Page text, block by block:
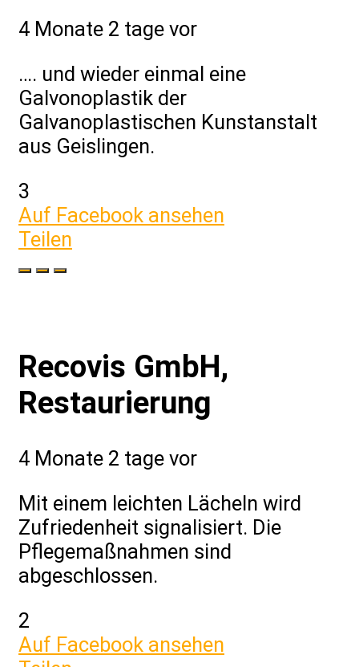
4 Monate 2 tage vor
…. und wieder einmal eine
Galvonoplastik der
Galvanoplastischen Kunstanstalt
aus Geislingen.
3
Auf Facebook ansehen
Teilen
Recovis GmbH,
Restaurierung
4 Monate 2 tage vor
Mit einem leichten Lächeln wird
Zufriedenheit signalisiert. Die
Pflegemaßnahmen sind
abgeschlossen.
2
Auf Facebook ansehen